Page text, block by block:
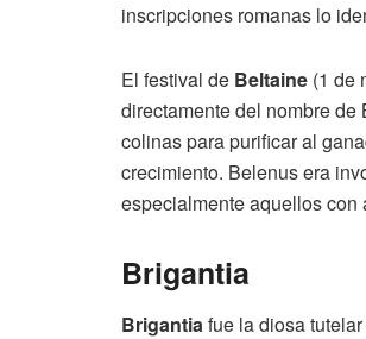
inscripciones romanas lo
El festival de Beltaine (1 de
directamente del nombre
colinas para purificar al
crecimiento. Belenus era
especialmente aquellos
Brigantia
Brigantiafue la diosa